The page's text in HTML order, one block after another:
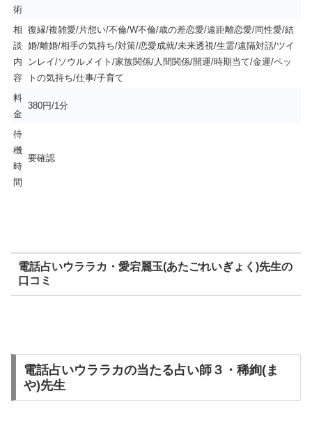
術
相
談
内
容
復縁/複雑愛/片想い/不倫/W不倫/歳の差恋愛/遠距離恋愛/同性愛/結
婚/離婚/相手の気持ち/対策/恋愛成就/未来透視/生霊/遠隔対話/ツイ
ンレイ/ソウルメイト/家族関係/人間関係/開運/時期当て/金運/ペッ
トの気持ち/仕事/子育て
料
金
380円/1分
待
機
時
間
要確認
電話占いウララカ・愛宕麗玉(あたごれいぎょく)先生の
口コミ
電話占いウララカの当たる占い師３・稀絢(ま
や)先生